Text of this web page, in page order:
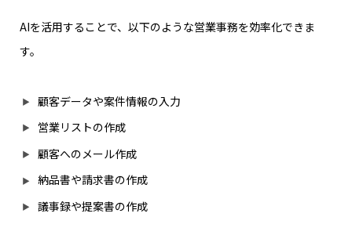
AIを活用することで、以下のような営業事務を効率化できま
す。
顧客データや案件情報の入力
営業リストの作成
顧客へのメール作成
納品書や請求書の作成
議事録や提案書の作成